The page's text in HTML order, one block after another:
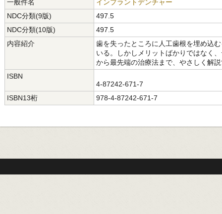
一般件名
インプラントデンチャー
NDC分類(9版)
497.5
NDC分類(10版)
497.5
内容紹介
歯を失ったところに人工歯根を埋め込
いる。しかしメリットばかりではなく
から最先端の治療法まで、やさしく解
ISBN
4-87242-671-7
ISBN13桁
978-4-87242-671-7